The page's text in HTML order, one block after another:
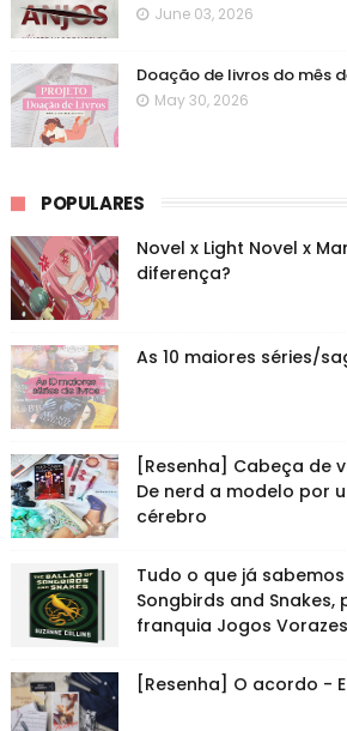
June 03, 2026
Doação de livros do mês
May 30, 2026
POPULARES
Novel x Light Novel x
diferença?
As 10 maiores séries/
[Resenha] Cabeça de
De nerd a modelo por
cérebro
Tudo o que já
Songbirds and Snakes,
franquia Jogos Vorazes
[Resenha] O acordo -